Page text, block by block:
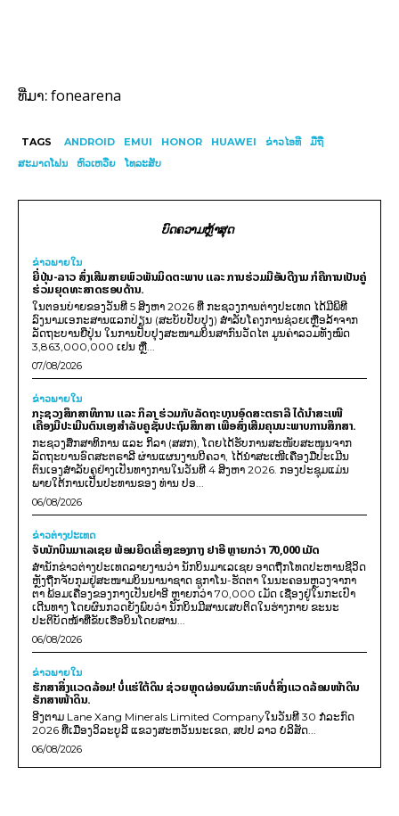
ທີ່ມາ: fonearena
TAGS ANDROID EMUI HONOR HUAWEI ຂ່າວໄອທີ
ມືຖື
ສະມາດໂຟນ
ຫົວເຫວີ່ຍ ໂທລະສັບ
ບົດຄວາມຫຼ້າສຸດ
ຂ່າວພາຍ​ໃນ
ຍີ່ປຸ່ນ-ລາວ ສົ່ງເສີມສາຍພົວພັນມິດຕະພາບ ແລະ ການຮ່ວມມືອັນດີງາມ ກໍຄືການເປັນຄູ່
ຮ່ວມຍຸດທະສາດຮອບດ້ານ.
ໃນຕອນບ່າຍຂອງວັນທີ 5 ສິງຫາ 2026 ທີ່ ກະຊວງການຕ່າງປະເທດ ໄດ້ມີພິທີ
ລົງນາມເອກະສານແລກປ່ຽນ (ສະບັບປັບປຸງ) ສໍາລັບໂຄງການຊ່ວຍເຫຼືອລ້າຈາກ
ລັດຖະບານຍີ່ປຸ່ນ ໃນການປັບປຸງສະໜາມບິນສາກົນວັດໄຕ ມູນຄ່າລວມທັງໝົດ
3,863,000,000 ເຢນ ຫຼື...
07/08/2026
ຂ່າວພາຍ​ໃນ
ກະຊວງສຶກສາທິການ ແລະ ກິລາ ຮ່ວມກັບລັດຖະບານອົດສະຕຣາລີ ໄດ້ນຳສະເໜີ
ເຄື່ອງມືປະເມີນຕົນເອງສຳລັບຄູຊັ້ນປະຖົມສຶກສາ ເພື່ອສົ່ງເສີມຄຸນນະພາບການສຶກສາ.
ກະຊວງສຶກສາທິການ ແລະ ກິລາ (ສສກ), ໂດຍໄດ້ຮັບການສະໜັບສະໜູນຈາກ
ລັດຖະບານອົດສະຕຣາລີ ຜ່ານແຜນງານບີຄວາ, ໄດ້ນຳສະເໜີເຄື່ອງມືປະເມີນ
ຕົນເອງສຳລັບຄູຢ່າງເປັນທາງການໃນວັນທີ 4 ສິງຫາ 2026. ກອງປະຊຸມແມ່ນ
ພາຍໃຕ້ການເປັນປະທານຂອງ ທ່ານ ປອ...
06/08/2026
ຂ່າວຕ່າງປະເທດ
ຈັບນັກບິນມາເລເຊຍ ພ້ອມຍຶດເຄື່ອງຂອງກາງ ຢາອີ ຫຼາຍກວ່າ 70,000 ເມັດ
ສຳນັກຂ່າວຕ່າງປະເທດລາຍງານວ່າ ນັກບິນມາເລເຊຍ ອາດຖືກໂທດປະຫານຊີວິດ
ຫຼັງຖືກຈັບກຸມຢູ່ສະໜາມບິນນານາຊາດ ຊູກາໂນ-ຮັດຕາ ໃນນະຄອນຫຼວງຈາກາ
ຕາ ພ້ອມເຄື່ອງຂອງກາງເປັນຢາອີ ຫຼາຍກວ່າ 70,000 ເມັດ ເຊື່ອງຢູ່ໃນກະເປົາ
ເດີນທາງ ໂດຍຜົນກວດຍັງພົບວ່າ ນັກບິນມີສານເສບຕິດໃນຮ່າງກາຍ ຂະນະ
ປະຕິບັດໜ້າທີ່ຂັບເຮືອບິນໂດຍສານ...
06/08/2026
ຂ່າວພາຍ​ໃນ
ຮັກສາສິ່ງແວດລ້ອມ! ບໍ່ແຮ່ໃຕ້ດິນ ຊ່ວຍຫຼຸດຜ່ອນຜົນກະທົບຕໍ່ສິ່ງແວດລ້ອມໜ້າດິນ
ຮັກສາໜ້າດິນ.
ອີງຕາມ Lane Xang Minerals Limited Companyໃນວັນທີ 30 ກໍລະກົດ
2026 ທີ່ເມືອງວິລະບູລີ ແຂວງສະຫວັນນະເຂດ, ສປປ ລາວ ບໍລິສັດ...
06/08/2026